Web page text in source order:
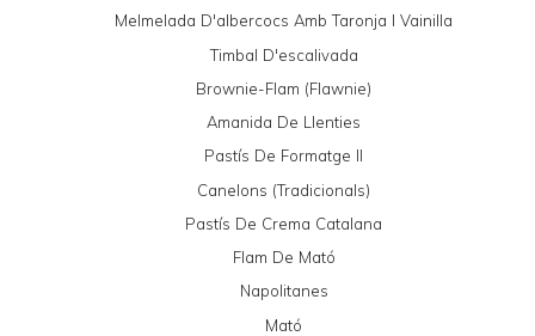
Melmelada D'albercocs Amb Taronja I Vainilla
Timbal D'escalivada
Brownie-Flam (Flawnie)
Amanida De Llenties
Pastís De Formatge II
Canelons (tradicionals)
Pastís De Crema Catalana
Flam De Mató
Napolitanes
Mató